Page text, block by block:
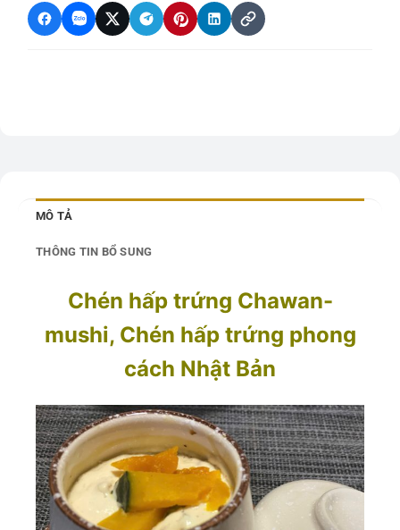
MÔ TẢ
THÔNG TIN BỔ SUNG
Chén hấp trứng Chawan-
mushi, Chén hấp trứng phong
cách Nhật Bản